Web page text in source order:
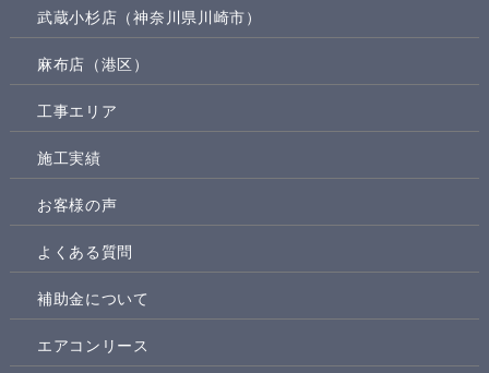
武蔵小杉店（神奈川県川崎市）
麻布店（港区）
工事エリア
施工実績
お客様の声
よくある質問
補助金について
エアコンリース